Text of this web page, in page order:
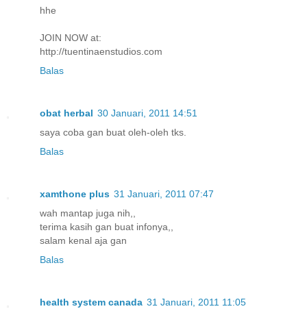
hhe
JOIN NOW at:
http://tuentinaenstudios.com
Balas
obat herbal 30 Januari, 2011 14:51
saya coba gan buat oleh-oleh tks.
Balas
xamthone plus 31 Januari, 2011 07:47
wah mantap juga nih,,
terima kasih gan buat infonya,,
salam kenal aja gan
Balas
health system canada 31 Januari, 2011 11:05